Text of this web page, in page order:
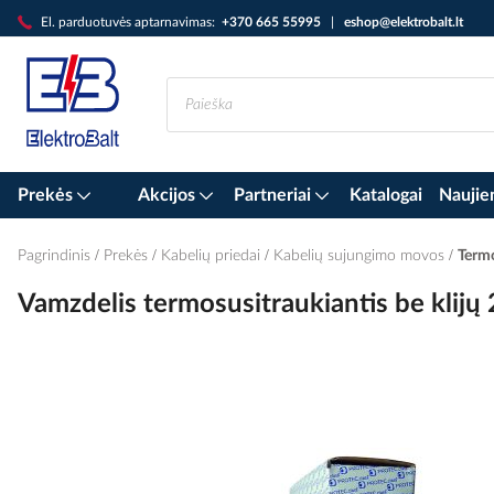
El. parduotuvės aptarnavimas: +370 665 55995 eshop@elektrobalt.lt
Skip
to
Content
Prekės Akcijos Partneriai Katalogai
Pagrindinis Prekės Kabelių priedai Kabelių sujungimo movos
Vamzdelis termosusitraukiantis be klijų